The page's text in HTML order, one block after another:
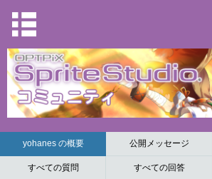
yohanes の概要 公開メッセージ
すべての質問 すべての回答